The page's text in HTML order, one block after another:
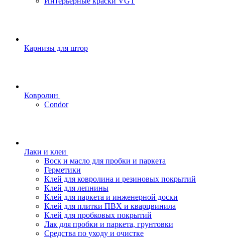
Карнизы для штор
Ковролин
Condor
Лаки и клеи
Воск и масло для пробки и паркета
Герметики
Клей для ковролина и резиновых покрытий
Клей для лепнины
Клей для паркета и инженерной доски
Клей для плитки ПВХ и кварцвинила
Клей для пробковых покрытий
Лак для пробки и паркета, грунтовки
Средства по уходу и очистке